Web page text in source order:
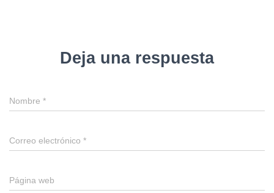
Deja una respuesta
Nombre *
Correo electrónico *
Página web